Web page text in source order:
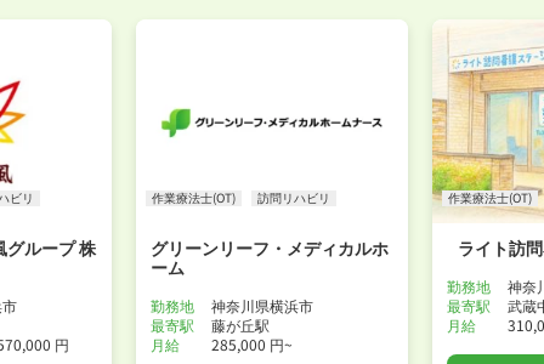
ビリ
グループ 株
円
作業療法士(OT) 訪問リハビリ
グリーンリーフ・メディカルホ
ーム
勤務地
神奈川県横浜市
最寄駅
藤が丘駅
月給
285,000 円~
作業療法士(OT)
ライト訪
勤務地
神奈
最寄駅
武蔵
月給